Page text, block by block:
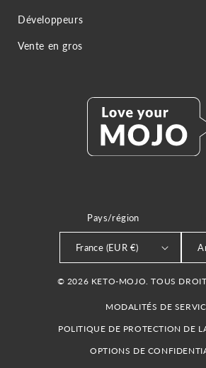
Développeurs
Vente en gros
Pays/région
France (EUR €)
© 2026 KETO-MOJO. TOUS
MODALITÉS DE
POLITIQUE DE PROTECTION DE
OPTIONS DE